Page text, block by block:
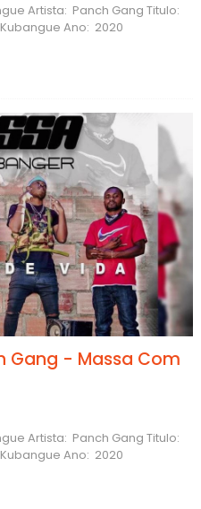
Artista: Panch Gang Titulo:
Ano: 2020
Gang - Massa Com
Artista: Panch Gang Titulo:
Ano: 2020